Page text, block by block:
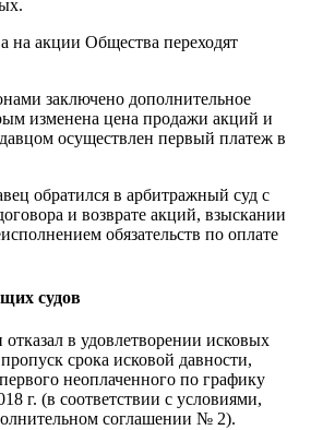
на акции Общества переходят
заключено дополнительное
изменена цена продажи акций и
осуществлен первый платеж в
обратился в арбитражный суд с
и возврате акций, взыскании
обязательств по оплате
судов
в удовлетворении исковых
срока исковой давности,
неоплаченного по графику
г. (в соответствии с условиями,
соглашении № 2).